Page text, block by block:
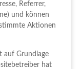
Referrer,
und können
Aktionen
auf Grundlage
hat